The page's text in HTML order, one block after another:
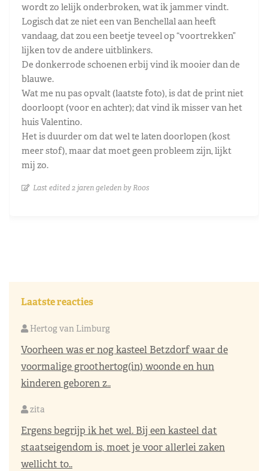
wordt zo lelijk onderbroken, wat ik jammer vindt.
Logisch dat ze niet een van Benchellal aan heeft
vandaag, dat zou een beetje teveel op “voortrekken”
lijken tov de andere uitblinkers.
De donkerrode schoenen erbij vind ik mooier dan de
blauwe.
Wat me nu pas opvalt (laatste foto), is dat de print niet
doorloopt (voor en achter); dat vind ik misser van het
huis Valentino.
Het is duurder om dat wel te laten doorlopen (kost
meer stof), maar dat moet geen probleem zijn, lijkt
mij zo.
Last edited 2 jaren geleden by Roos
Laatste reacties
Hertog van Limburg
Voorheen was er nog kasteel Betzdorf waar de
voormalige groothertog(in) woonde en hun
kinderen geboren z..
zita
Ergens begrijp ik het wel. Bij een kasteel dat
staatseigendom is, moet je voor allerlei zaken
wellicht to..